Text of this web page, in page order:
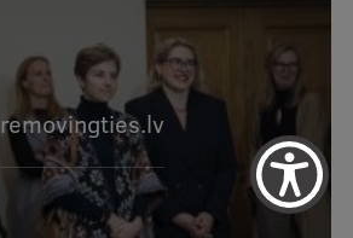
removingties.lv